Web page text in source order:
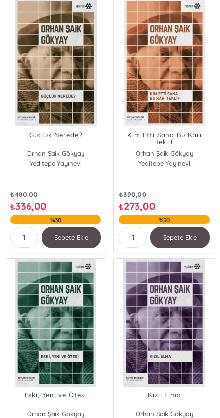
Güçlük Nerede?
Orhan Şaik Gökyay
Yeditepe Yayınevi
₺480,00
₺336,00
%30
Sepete Ekle
Kim Etti Sana Bu Kârı
Teklif
Orhan Şaik Gökyay
Yeditepe Yayınevi
₺390,00
₺273,00
%30
Sepete Ekle
Eski, Yeni ve Ötesi
Orhan Şaik Gökyay
Kızıl Elma
Orhan Şaik Gökyay